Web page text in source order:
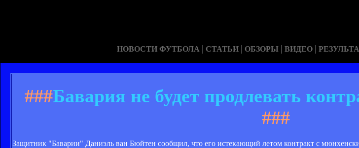
НОВОСТИ ФУТБОЛА | СТАТЬИ | ОБЗОРЫ | ВИДЕО |
###Бавария не будет продлевать
###
Защитник "Баварии" Даниэль ван Бюйтен сообщил, что его истекающий летом контракт с